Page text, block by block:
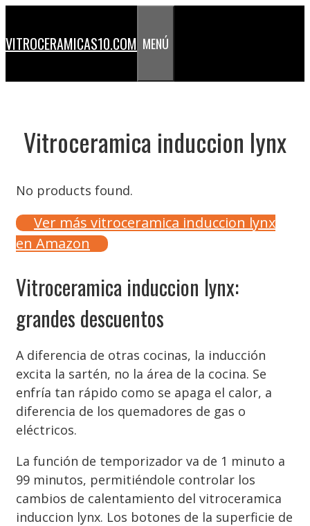
contenido
VITROCERAMICAS10.COM MENÚ
Vitroceramica induccion lynx
No products found.
Ver más vitroceramica induccion lynx
en Amazon
Vitroceramica induccion lynx:
grandes descuentos
A diferencia de otras cocinas, la inducción
excita la sartén, no la área de la cocina. Se
enfría tan rápido como se apaga el calor, a
diferencia de los quemadores de gas o
eléctricos.
La función de temporizador va de 1 minuto a
99 minutos, permitiéndole controlar los
cambios de calentamiento del vitroceramica
induccion lynx. Los botones de la superficie de